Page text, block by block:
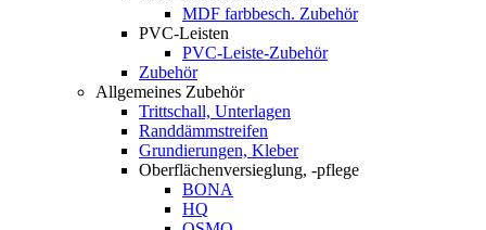
MDF farbbesch. Zubehör
PVC-Leisten
PVC-Leiste-Zubehör
Zubehör
Allgemeines Zubehör
Trittschall, Unterlagen
Randdämmstreifen
Grundierungen, Kleber
Oberflächenversieglung, -pflege
BONA
HQ